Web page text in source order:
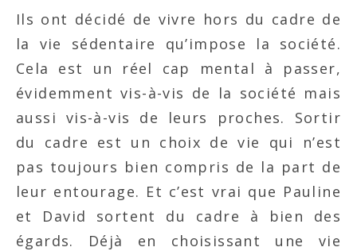
Ils ont décidé de vivre hors du cadre de
la vie sédentaire qu’impose la société.
Cela est un réel cap mental à passer,
évidemment vis-à-vis de la société mais
aussi vis-à-vis de leurs proches. Sortir
du cadre est un choix de vie qui n’est
pas toujours bien compris de la part de
leur entourage. Et c’est vrai que Pauline
et David sortent du cadre à bien des
égards. Déjà en choisissant une vie